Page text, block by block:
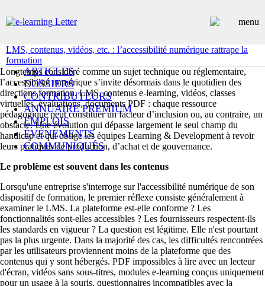
ARTICLES
DOSSIERS
CONTRIBUTEURS
ANNUAIRE PREMIUM
EMPLOIS
ÉVÉNEMENTS
COMMUNIQUÉS
INSCRIPTION NEWSLETTER
LMS, contenus, vidéos, etc. : l’accessibilité numérique rattrape la
formation
Longtemps considéré comme un sujet technique ou réglementaire,
l’accessibilité numérique s’invite désormais dans le quotidien des
directions formation. LMS, contenus e-learning, vidéos, classes
virtuelles, évaluations, documents PDF : chaque ressource
pédagogique peut constituer un facteur d’inclusion ou, au contraire, un
obstacle. Une évolution qui dépasse largement le seul champ du
handicap et qui oblige les équipes Learning & Development à revoir
leurs pratiques de production, d’achat et de gouvernance.
Le problème est souvent dans les contenus
Lorsqu'une entreprise s'interroge sur l'accessibilité numérique de son
dispositif de formation, le premier réflexe consiste généralement à
examiner le LMS. La plateforme est-elle conforme ? Les
fonctionnalités sont-elles accessibles ? Les fournisseurs respectent-ils
les standards en vigueur ? La question est légitime. Elle n'est pourtant
pas la plus urgente. Dans la majorité des cas, les difficultés rencontrées
par les utilisateurs proviennent moins de la plateforme que des
contenus qui y sont hébergés. PDF impossibles à lire avec un lecteur
d'écran, vidéos sans sous-titres, modules e-learning conçus uniquement
pour un usage à la souris, questionnaires incompatibles avec la